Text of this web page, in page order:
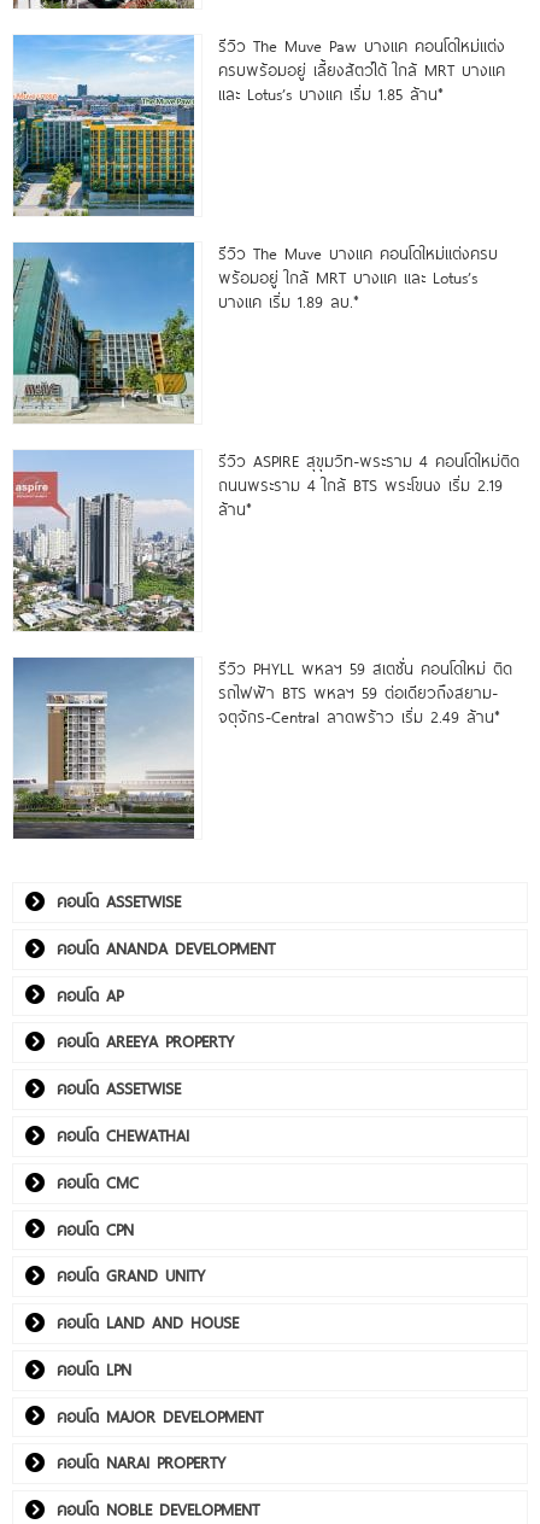
รีวิว The Muve Paw บางแค คอนโดใหม่แต่ง
ครบพร้อมอยู่ เลี้ยงสัตว์ได้ ใกล้ MRT บางแค
และ Lotus’s บางแค เริ่ม 1.85 ล้าน*
รีวิว The Muve บางแค คอนโดใหม่แต่งครบ
พร้อมอยู่ ใกล้ MRT บางแค และ Lotus’s
บางแค เริ่ม 1.89 ลบ.*
รีวิว ASPIRE สุขุมวิท-พระราม 4 คอนโดใหม่ติด
ถนนพระราม 4 ใกล้ BTS พระโขนง เริ่ม 2.19
ล้าน*
รีวิว PHYLL พหลฯ 59 สเตชั่น คอนโดใหม่ ติด
รถไฟฟ้า BTS พหลฯ 59 ต่อเดียวถึงสยาม-
จตุจักร-Central ลาดพร้าว เริ่ม 2.49 ล้าน*
คอนโด ASSETWISE
คอนโด ANANDA DEVELOPMENT
คอนโด AP
คอนโด AREEYA PROPERTY
คอนโด ASSETWISE
คอนโด CHEWATHAI
คอนโด CMC
คอนโด CPN
คอนโด GRAND UNITY
คอนโด LAND AND HOUSE
คอนโด LPN
คอนโด MAJOR DEVELOPMENT
คอนโด NARAI PROPERTY
คอนโด NOBLE DEVELOPMENT